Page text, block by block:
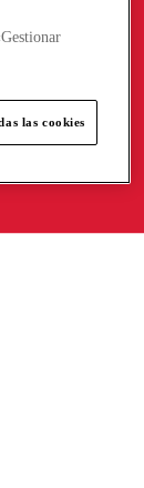
las cookies